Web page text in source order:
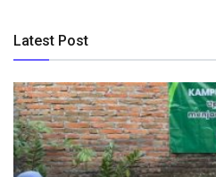
Latest Post